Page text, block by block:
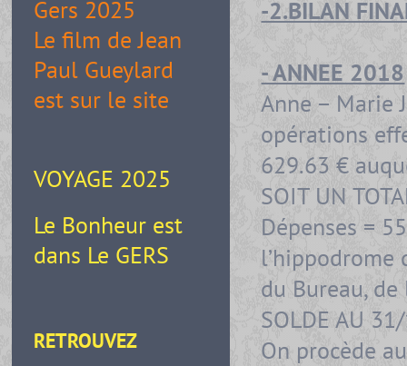
Gers 2025
Le film de Jean
Paul Gueylard
est sur le site
VOYAGE 2025
Le Bonheur est
dans Le GERS
RETROUVEZ
-2.BILAN
- ANNEE 2018
Anne – Marie
opérations
629.63 €
SOIT UN
Dépenses =
l’hippodrome
du Bureau,
SOLDE AU
On procède